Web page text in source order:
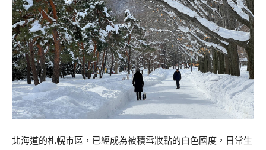
北海道的札幌市區，已經成為被積雪妝點的白色國度，日常生